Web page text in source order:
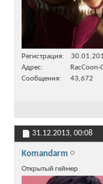
Регистрация
Адрес
RacCoon-
Сообщения
43,672
31.12.2013, 00:08
Komandarm
Открытый геймер